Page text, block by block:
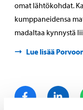
omat lähtökohdat.
kumppaneidensa
madaltaa kynnystä
Lue lisää
Jaa Facebook